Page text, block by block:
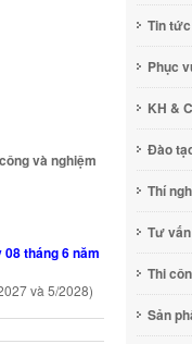
và nghiệm
tháng 6 năm
và 5/2028)
Tin tức
Phục
KH &
Đào
Thí
Tư vấn
Thi
Sản